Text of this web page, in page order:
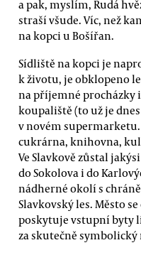
a pak, myslím, Rudá
straší všude. Víc, než
na kopci u Bošířan.
Sídliště na kopci je
k životu, je obklopeno
na příjemné procházky
koupaliště (to už je
v novém
cukrárna, knihovna,
Ve Slavkově zůstal
do Sokolova i do
nádherné okolí s
Slavkovský les. Město
poskytuje vstupní byty
za skutečně symbolický